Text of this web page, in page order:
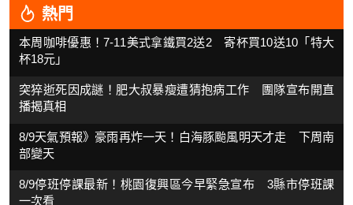
熱門
本周咖啡優惠！7-11美式拿鐵買2送2 寄杯買10送10「特大
杯18元」
突猝逝死因成謎！肥大叔暴瘦遭猜抱病工作 團隊宣布開直
播揭真相
8/9天氣預報》豪雨再炸一天！白海豚颱風明天才走 下周南
部變天
8/9停班停課最新！桃園復興區今早緊急宣布 3縣市停班課
一次看